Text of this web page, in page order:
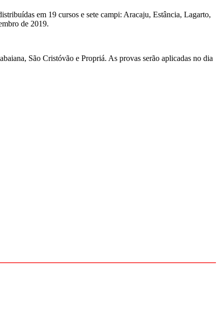
em 19 cursos e sete campi: Aracaju, Estância, Lagarto,
de 2019.
São Cristóvão e Propriá. As provas serão aplicadas no dia